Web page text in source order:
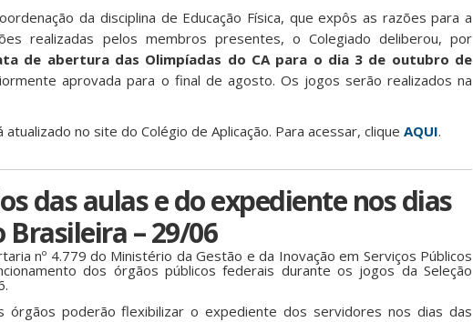
da disciplina de Educação Física, que expôs as razões para a
realizadas pelos membros presentes, o Colegiado deliberou, por
de abertura das Olimpíadas do CA para o dia 3 de outubro de
aprovada para o final de agosto. Os jogos serão realizados na
no site do Colégio de Aplicação. Para acessar, clique AQUI.
das aulas e do expediente nos dias
Brasileira – 29/06
nº 4.779 do Ministério da Gestão e da Inovação em Serviços Públicos
dos órgãos públicos federais durante os jogos da Seleção
órgãos poderão flexibilizar o expediente dos servidores nos dias das